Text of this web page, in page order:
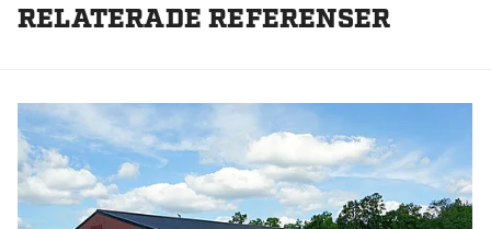
RELATERADE REFERENSER